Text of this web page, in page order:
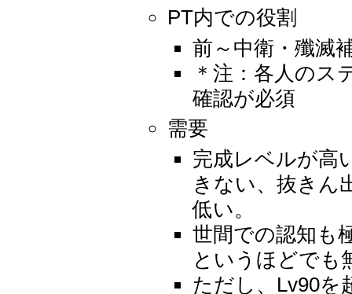
PT内での役割
前～中衛・殲滅
＊注：各人のス
確認が必須
需要
完成レベルが高
きない、抜きん
低い。
世間での認知も
というほどでも
ただし、Lv90を